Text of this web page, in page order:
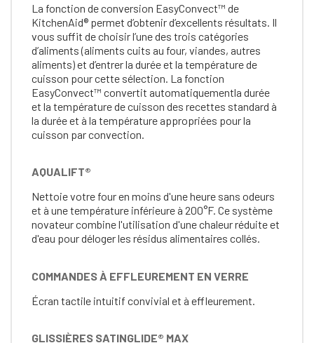
La fonction de conversion EasyConvect™ de
KitchenAid® permet d’obtenir d’excellents résultats. Il
vous suffit de choisir l’une des trois catégories
d’aliments (aliments cuits au four, viandes, autres
aliments) et d’entrer la durée et la température de
cuisson pour cette sélection. La fonction
EasyConvect™ convertit automatiquementla durée
et la température de cuisson des recettes standard à
la durée et à la température appropriées pour la
cuisson par convection.
AQUALIFT®
Nettoie votre four en moins d'une heure sans odeurs
et à une température inférieure à 200°F. Ce système
novateur combine l'utilisation d'une chaleur réduite et
d'eau pour déloger les résidus alimentaires collés.
COMMANDES À EFFLEUREMENT EN VERRE
Écran tactile intuitif convivial et à effleurement.
GLISSIÈRES SATINGLIDE® MAX